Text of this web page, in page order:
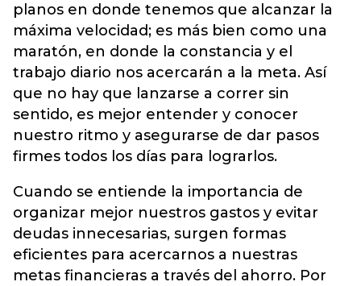
planos en donde tenemos que alcanzar la
máxima velocidad; es más bien como una
maratón, en donde la constancia y el
trabajo diario nos acercarán a la meta. Así
que no hay que lanzarse a correr sin
sentido, es mejor entender y conocer
nuestro ritmo y asegurarse de dar pasos
firmes todos los días para lograrlos.
Cuando se entiende la importancia de
organizar mejor nuestros gastos y evitar
deudas innecesarias, surgen formas
eficientes para acercarnos a nuestras
metas financieras a través del ahorro. Por